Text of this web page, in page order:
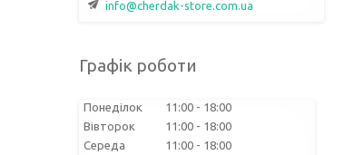
info@cherdak-store.com.ua
Графік роботи
Понеділок 11:00
18:00
Вівторок
11:00
18:00
Середа
11:00
18:00